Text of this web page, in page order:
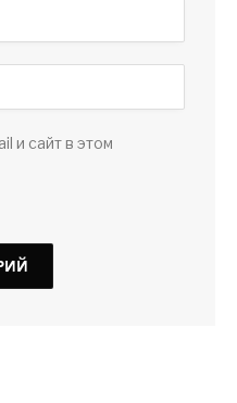
и сайт в этом